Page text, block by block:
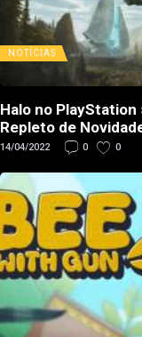
NOTÍCIAS
Halo no
Repleto de
14/04/2022 0 0